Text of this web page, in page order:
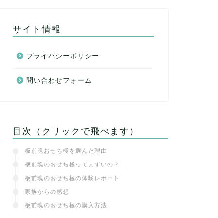
サイト情報
プライバシーポリシー
問い合わせフォーム
目次（クリックで飛べます）
板前魂おせち極を選んだ理由
板前魂のおせち極ってまずいの？
板前魂のおせち極の体験レポート
家族からの感想
板前魂のおせち極の購入方法